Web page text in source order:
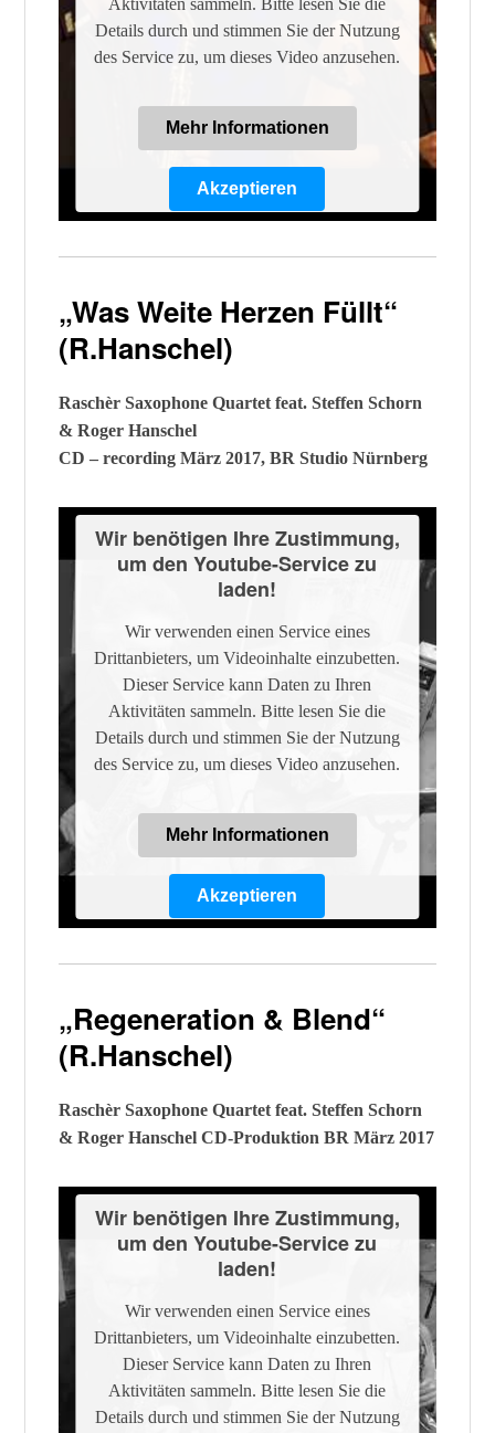
Details durch und stimmen Sie der Nutzung
des Service zu, um dieses Video anzusehen.
Mehr Informationen
Akzeptieren
Management Platform
„Was Weite Herzen Füllt“
(R.Hanschel)
Raschèr Saxophone Quartet feat. Steffen Schorn
& Roger Hanschel
CD – recording März 2017, BR Studio Nürnberg
Wir benötigen Ihre Zustimmung,
um den Youtube-Service zu
laden!
Wir verwenden einen Service eines
Drittanbieters, um Videoinhalte einzubetten.
Dieser Service kann Daten zu Ihren
Aktivitäten sammeln. Bitte lesen Sie die
Details durch und stimmen Sie der Nutzung
des Service zu, um dieses Video anzusehen.
Mehr Informationen
Akzeptieren
Management Platform
„Regeneration & Blend“
(R.Hanschel)
Raschèr Saxophone Quartet feat. Steffen Schorn
& Roger Hanschel CD-Produktion BR März 2017
Wir benötigen Ihre Zustimmung,
um den Youtube-Service zu
laden!
Wir verwenden einen Service eines
Drittanbieters, um Videoinhalte einzubetten.
Dieser Service kann Daten zu Ihren
Aktivitäten sammeln. Bitte lesen Sie die
Details durch und stimmen Sie der Nutzung